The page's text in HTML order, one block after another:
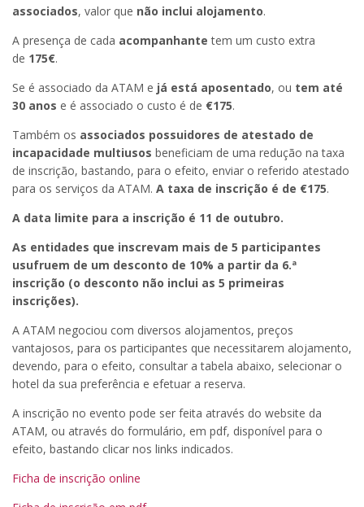
associados, valor que não inclui alojamento.
A presença de cada acompanhante tem um custo extra
de 175€.
Se é associado da ATAM e já está aposentado, ou tem até
30 anos e é associado o custo é de €175.
Também os associados possuidores de atestado de
incapacidade multiusos beneficiam de uma redução na taxa
de inscrição, bastando, para o efeito, enviar o referido atestado
para os serviços da ATAM. A taxa de inscrição é de €175.
A data limite para a inscrição é 11 de outubro.
As entidades que inscrevam mais de 5 participantes
usufruem de um desconto de 10% a partir da 6.ª
inscrição (o desconto não inclui as 5 primeiras
inscrições).
A ATAM negociou com diversos alojamentos, preços
vantajosos, para os participantes que necessitarem alojamento,
devendo, para o efeito, consultar a tabela abaixo, selecionar o
hotel da sua preferência e efetuar a reserva.
A inscrição no evento pode ser feita através do website da
ATAM, ou através do formulário, em pdf, disponível para o
efeito, bastando clicar nos links indicados.
Ficha de inscrição online